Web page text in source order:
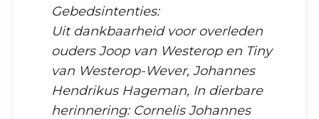
Gebedsintenties:
Uit dankbaarheid voor overleden
ouders Joop van Westerop en Tiny
van Westerop-Wever, Johannes
Hendrikus Hageman, In dierbare
herinnering: Cornelis Johannes